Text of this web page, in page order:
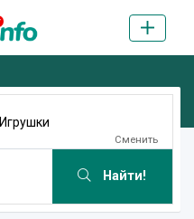
Игрушки
Сменить
Найти!